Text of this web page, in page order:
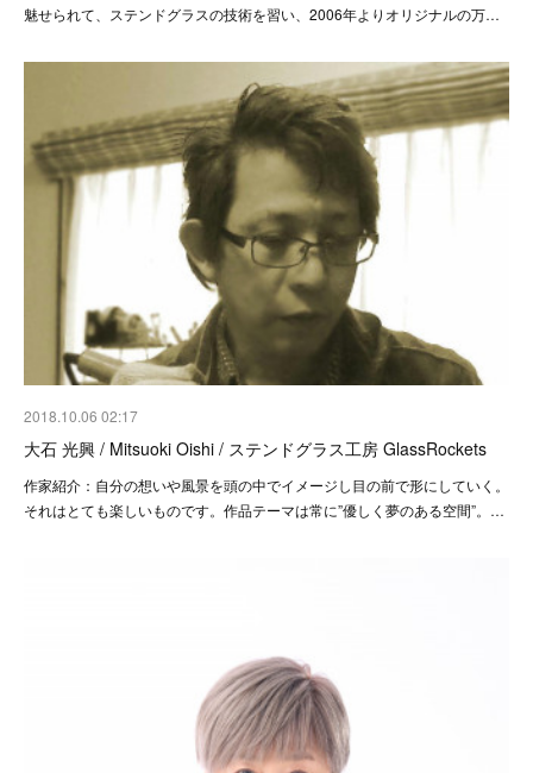
魅せられて、ステンドグラスの技術を習い、2006年よりオリジナルの万…
2018.10.06 02:17
大石 光興 / Mitsuoki Oishi / ステンドグラス工房 GlassRockets
作家紹介：自分の想いや風景を頭の中でイメージし目の前で形にしていく。
それはとても楽しいものです。作品テーマは常に”優しく夢のある空間”。…